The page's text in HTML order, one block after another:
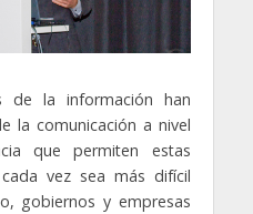
de la información han
la comunicación a nivel
que permiten estas
vez sea más difícil
gobiernos y empresas